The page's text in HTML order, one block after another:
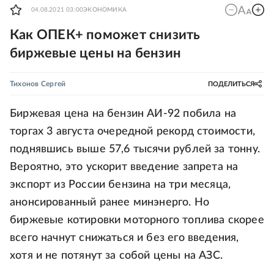
04.08.2021 03:00ЭКОНОМИКА
Как ОПЕК+ поможет снизить
биржевые цены на бензин
Тихонов Сергей ПОДЕЛИТЬСЯ
Биржевая цена на бензин АИ-92 побила на
торгах 3 августа очередной рекорд стоимости,
поднявшись выше 57,6 тысячи рублей за тонну.
Вероятно, это ускорит введение запрета на
экспорт из России бензина на три месяца,
анонсированный ранее минэнерго. Но
биржевые котировки моторного топлива скорее
всего начнут снижаться и без его введения,
хотя и не потянут за собой цены на АЗС.